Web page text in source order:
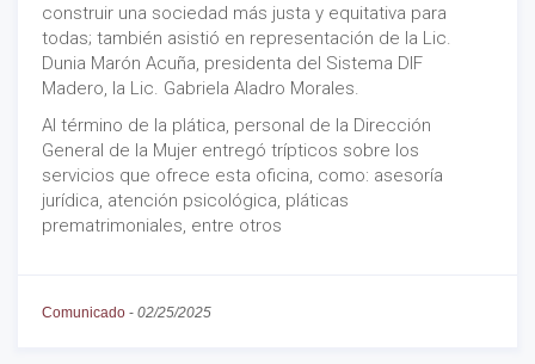
construir una sociedad más justa y equitativa para
todas; también asistió en representación de la Lic.
Dunia Marón Acuña, presidenta del Sistema DIF
Madero, la Lic. Gabriela Aladro Morales.
Al término de la plática, personal de la Dirección
General de la Mujer entregó trípticos sobre los
servicios que ofrece esta oficina, como: asesoría
jurídica, atención psicológica, pláticas
prematrimoniales, entre otros
Comunicado - 02/25/2025